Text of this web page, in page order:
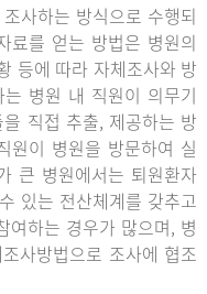
사하는 방식으로 수행되
료를 얻는 방법은 병원의
등에 따라 자체조사와 방
병원 내 직원이 의무기
직접 추출, 제공하는 방
원이 병원을 방문하여 실
큰 병원에서는 퇴원환자
있는 전산체계를 갖추고
여하는 경우가 많으며, 병
사방법으로 조사에 협조